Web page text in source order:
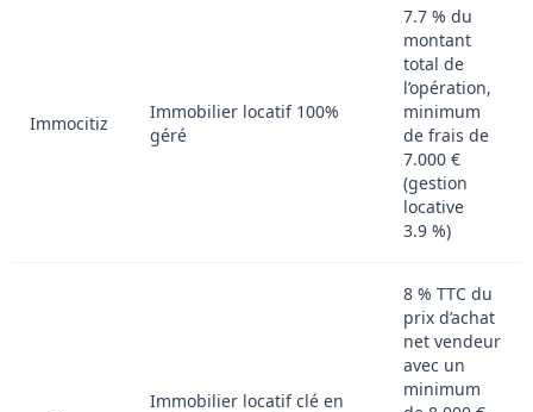
Immocitiz
Immobilier locatif 100%
géré
7.7 % du
montant
total de
l’opération,
minimum
de frais de
7.000 €
(gestion
locative
3.9 %)
Immobilier locatif clé en
8 % TTC du
prix d’achat
net vendeur
avec un
minimum